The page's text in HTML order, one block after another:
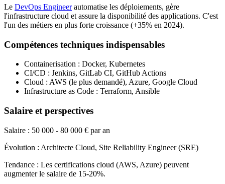
Le DevOps Engineerautomatise les déploiements, gère
l'infrastructure cloud et assure la disponibilité des applications. C'est
l'un des métiers en plus forte croissance (+35% en 2024).
Compétences techniques indispensables
Containerisation : Docker, Kubernetes
CI/CD : Jenkins, GitLab CI, GitHub Actions
Cloud : AWS (le plus demandé), Azure, Google Cloud
Infrastructure as Code : Terraform, Ansible
Salaire et perspectives
Salaire : 50 000 - 80 000 € par an
Évolution : Architecte Cloud, Site Reliability Engineer (SRE)
Tendance : Les certifications cloud (AWS, Azure) peuvent
augmenter le salaire de 15-20%.